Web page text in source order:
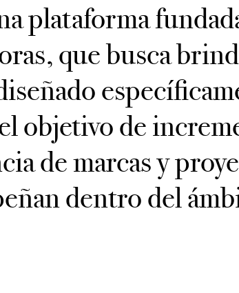
plataforma
que busca
objetivo de
de marcas y
dentro del